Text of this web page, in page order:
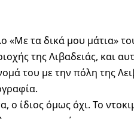
«Με τα δικά μου μάτια»
της Λιβαδειάς, και
του με την πόλη της
ίδιος όμως όχι. Το